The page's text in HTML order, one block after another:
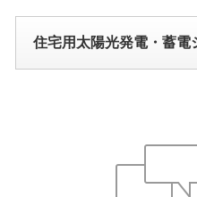
住宅用太陽光発電・蓄電